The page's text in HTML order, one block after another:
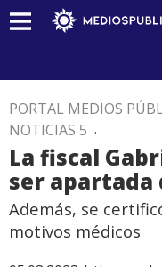
PORTAL MEDIOS
NOTICIAS 5 .
La fiscal
ser apartada
Además, se
motivos médicos